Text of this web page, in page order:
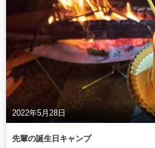
2022年5月28日
先輩の誕生日キャンプ